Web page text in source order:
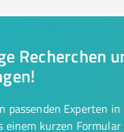
Recherchen
passenden Experten
kurzen Formular